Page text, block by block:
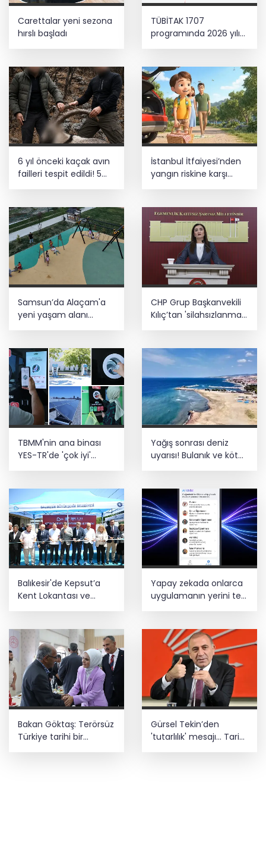
Carettalar yeni sezona
hırslı başladı
TÜBİTAK 1707
programında 2026 yılı
6 yıl önceki kaçak avın
failleri tespit edildi! 5
yaban keçisi için ceza
İstanbul İtfaiyesi’nden
yangın riskine karşı
videolu uyarı
Samsun’da Alaçam'a
yeni yaşam alanı
CHP Grup Başkanvekili
Kılıç’tan 'silahsızlanma'
TBMM'nin ana binası
YES-TR'de 'çok iyi'
Yağış sonrası deniz
uyarısı! Bulanık ve kötü
Balıkesir'de Kepsut’a
Kent Lokantası ve
altyapı desteği
Yapay zekada onlarca
uygulamanın yerini tek
asistan alabilir
Bakan Göktaş: Terörsüz
Türkiye tarihi bir
Gürsel Tekin’den
'tutarlılık' mesajı... Tarihi